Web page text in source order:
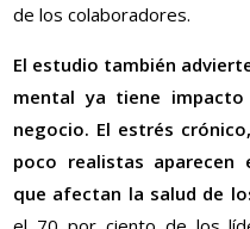
de los colaboradores.
El estudio también
mental ya tiene
negocio. El estrés
poco realistas
que afectan la salud de